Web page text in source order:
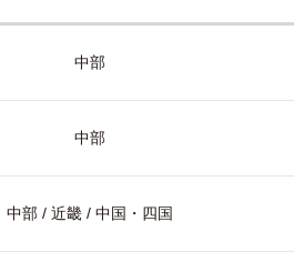
中部
中部
中部 / 近畿 / 中国・四国